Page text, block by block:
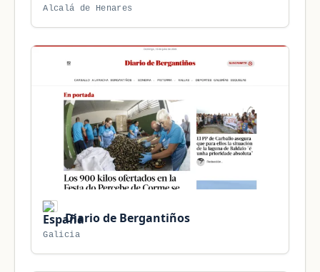
Alcalá de Henares
Diario de Bergantiños
Galicia